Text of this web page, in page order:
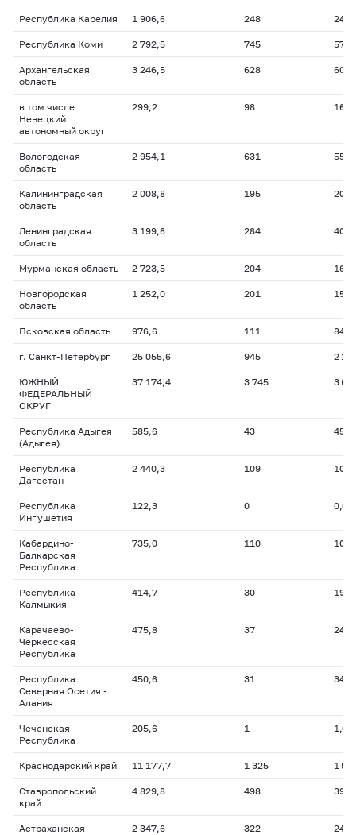
Республика Карелия 1 906,6 248
Республика Коми 2 792,5 745
Архангельская
область
3 246,5 628
в том числе
Ненецкий
автономный округ
299,2 98
Вологодская
область
2 954,1 631
Калининградская
область
2 008,8 195
Ленинградская
область
3 199,6 284
Мурманская область 2 723,5 204
Новгородская
область
1 252,0 201
Псковская область 976,6 111 84,6
г. Санкт-Петербург 25 055,6 945 2
ЮЖНЫЙ
ФЕДЕРАЛЬНЫЙ
ОКРУГ
37 174,4 3 745 3
Республика Адыгея
(Адыгея)
585,6 43 45,7
Республика
Дагестан
2 440,3 109
Республика
Ингушетия
122,3 0 0,0
Кабардино-
Балкарская
Республика
735,0 110
Республика
Калмыкия
414,7 30 19,2
Карачаево-
Черкесская
Республика
475,8 37 24,7
Республика
Северная Осетия -
Алания
450,6 31 34,0
Чеченская
Республика
205,6 1 1,0
Краснодарский край 11 177,7 1 325 1
Ставропольский
край
4 829,8 498
Астраханская
2 347,6 322